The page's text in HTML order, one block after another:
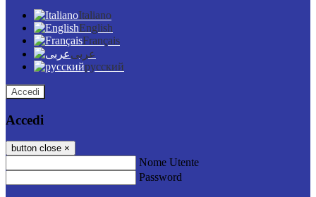
Italiano
English
Français
عربى
русский
Accedi
Accedi
button close ×
Nome Utente
Password